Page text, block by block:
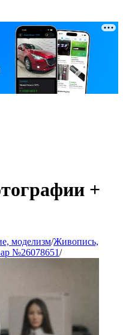
+
моделизм/Живопись,
№26078651/